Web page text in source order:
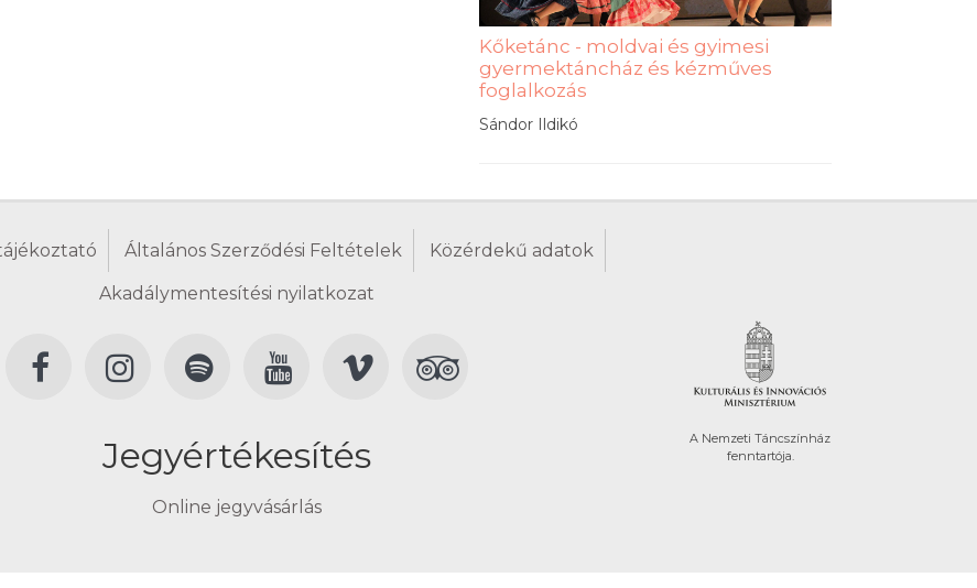
Kőketánc - moldvai és gyimesi
gyermektáncház és kézműves
foglalkozás
Sándor Ildikó
Általános Szerződési Feltételek Közérdekű adatok
Akadálymentesítési nyilatkozat
Jegyértékesítés
Online jegyvásárlás
A Nemzeti Táncszínház
fenntartója.